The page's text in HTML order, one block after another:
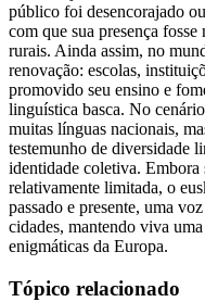
público foi desencorajado
com que sua presença
rurais. Ainda assim, no
renovação: escolas,
promovido seu ensino e
linguística basca. No
muitas línguas nacionais,
testemunho de diversidade
identidade coletiva.
relativamente limitada, o
passado e presente, uma
cidades, mantendo viva
enigmáticas da Europa.
Tópico relacionado